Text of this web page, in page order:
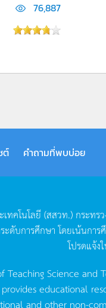
76,887
ต์ คำถามที่พบบ่อย
ทคโนโลยี (สสวท.) กระทร
ะดับการศึกษา โดยเน้นกา
โปรดแจ้ง
Science and
educational
and other non-